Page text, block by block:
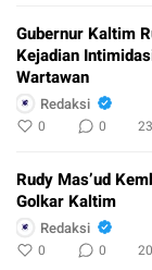
Gubernur Kaltim
Kejadian
Wartawan
Redaksi
0 0
Rudy Mas’ud
Golkar Kaltim
Redaksi
0 0